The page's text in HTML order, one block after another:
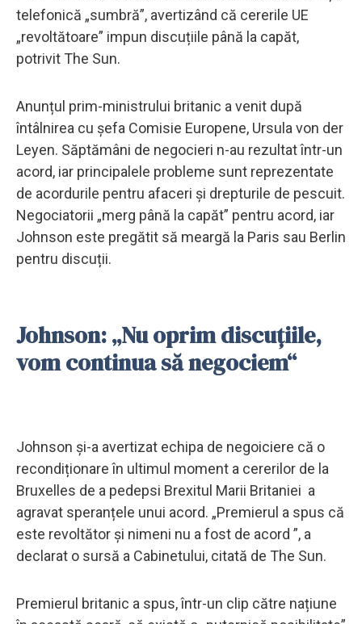
telefonică „sumbră”, avertizând că cererile UE
„revoltătoare” impun discuțiile până la capăt,
potrivit The Sun.
Anunțul prim-ministrului britanic a venit după
întâlnirea cu șefa Comisie Europene, Ursula von der
Leyen. Săptămâni de negocieri n-au rezultat într-un
acord, iar principalele probleme sunt reprezentate
de acordurile pentru afaceri și drepturile de pescuit.
Negociatorii „merg până la capăt” pentru acord, iar
Johnson este pregătit să meargă la Paris sau Berlin
pentru discuții.
Johnson: „Nu oprim discuțiile,
vom continua să negociem“
Johnson și-a avertizat echipa de negoiciere că o
recondiționare în ultimul moment a cererilor de la
Bruxelles de a pedepsi Brexitul Marii Britaniei a
agravat speranțele unui acord. „Premierul a spus că
este revoltător și nimeni nu a fost de acord ”, a
declarat o sursă a Cabinetului, citată de The Sun.
Premierul britanic a spus, într-un clip către națiune